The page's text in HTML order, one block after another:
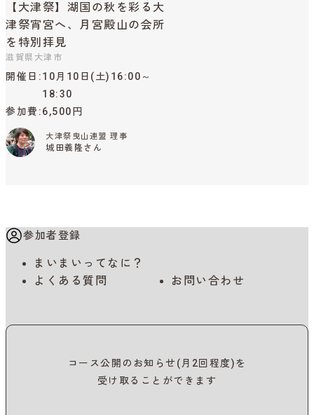
【大津祭】湖国の秋を彩る大
津祭宵宮へ、月宮殿山の会所
を特別拝見
滋賀県大津市
開催日
10月10日(土)16:00～
18:30
参加費 6,500円
大津祭曳山連盟 理事
城田義隆さん
参加者登録
まいまいってなに？
よくある質問
お問い合わせ
コース公開のお知らせ(月2回程度)を
受け取ることができます